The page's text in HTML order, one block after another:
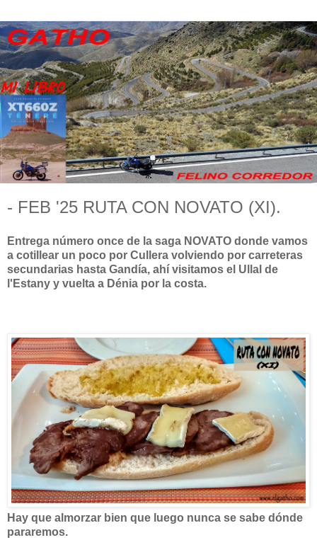
- FEB '25 RUTA CON NOVATO (XI).
Entrega número once de la saga NOVATO donde vamos
a cotillear un poco por Cullera volviendo por carreteras
secundarias hasta Gandía, ahí visitamos el Ullal de
l'Estany y vuelta a Dénia por la costa.
Hay que almorzar bien que luego nunca se sabe dónde
pararemos.